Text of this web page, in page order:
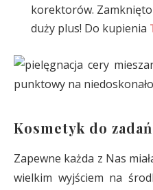
korektorów.
duży plus! Do kupienia
Kosmetyk do
Zapewne każda z Nas
wielkim wyjściem na